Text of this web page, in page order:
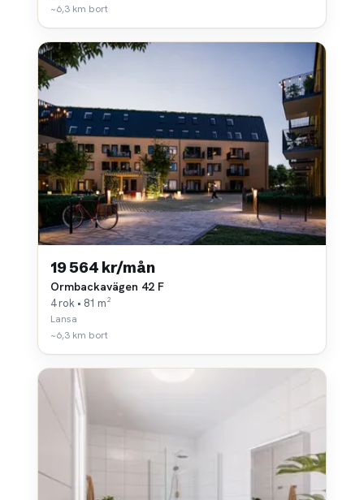
~6,3 km bort
19 564 kr/mån
Ormbackavägen 42 F
4 rok • 81 m²
Lansa
~6,3 km bort